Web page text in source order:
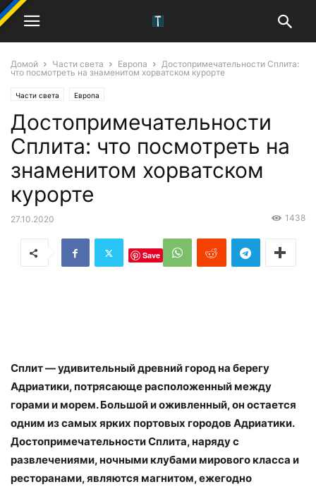
Домой Части света Европа
Достопримечательности Сплита:
что посмотреть на знаменитом хорватском курорте
Части света Европа
Достопримечательности
Сплита: что посмотреть на
знаменитом хорватском
курорте
27.10.2020 1438
Save
Сплит — удивительный древний город на берегу
Адриатики, потрясающе расположенный между
горами и морем. Большой и оживленный, он остается
одним из самых ярких портовых городов Адриатики.
Достопримечательности Сплита, наряду с
развлечениями, ночными клубами мирового класса и
ресторанами, являются магнитом, ежегодно